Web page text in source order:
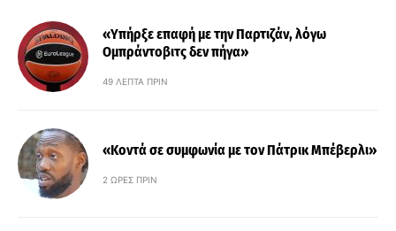
«Υπήρξε επαφή με την Παρτιζάν, λόγω
Ομπράντοβιτς δεν πήγα»
49 ΛΕΠΤΆ ΠΡΙΝ
«Κοντά σε συμφωνία με τον Πάτρικ Μπέβερλι»
2 ΏΡΕΣ ΠΡΙΝ